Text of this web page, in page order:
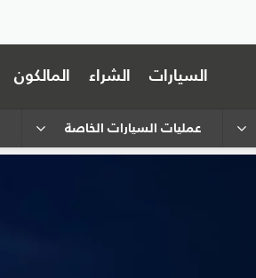
السيارات الشراء المالكون
عمليات السيارات الخاصة